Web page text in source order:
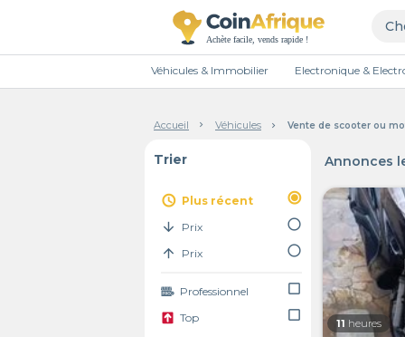
Véhicules & Immobilier Electronique &
Accueil Véhicules Vente de scooter ou
Trier
access_time Plus récent
radio_button_checked
arrow_downward
Prix
radio_button_unchecked
arrow_upward
Prix radio_button_unchecked
Professionnel check_box_outline_blank
Top check_box_outline_blank
Annonces
11 heures